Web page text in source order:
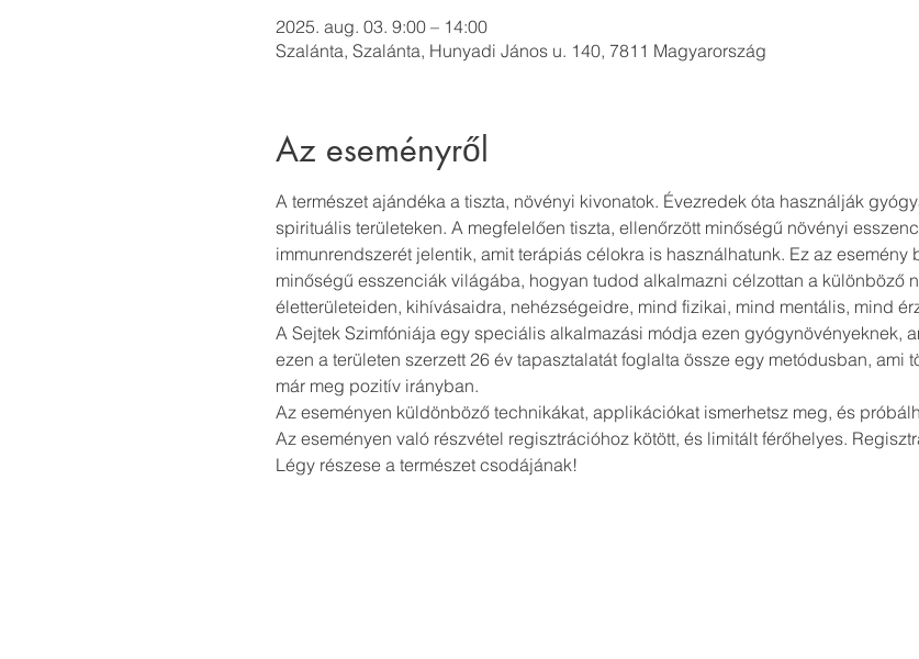
2025. aug. 03. 9:00 – 14:00
Szalánta, Szalánta, Hunyadi János u. 140, 7811 Magyarország
Az eseményről
A természet ajándéka a tiszta, növényi kivonatok. Évezredek óta használják
spirituális területeken. A megfelelően tiszta, ellenőrzött minőségű növényi
immunrendszerét jelentik, amit terápiás célokra is használhatunk. Ez az
minőségű esszenciák világába, hogyan tudod alkalmazni célzottan a különböző
életterületeiden, kihívásaidra, nehézségeidre, mind fizikai, mind mentális, mind
A Sejtek Szimfóniája egy speciális alkalmazási módja ezen gyógynövényeknek,
ezen a területen szerzett 26 év tapasztalatát foglalta össze egy metódusban, ami
már meg pozitív irányban.
Az eseményen küldönböző technikákat, applikációkat ismerhetsz meg, és
Az eseményen való részvétel regisztrációhoz kötött, és limitált férőhelyes.
Légy részese a természet csodájának!